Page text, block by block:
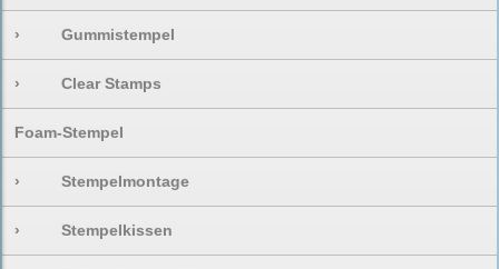
› Gummistempel
› Clear Stamps
Foam-Stempel
› Stempelmontage
› Stempelkissen